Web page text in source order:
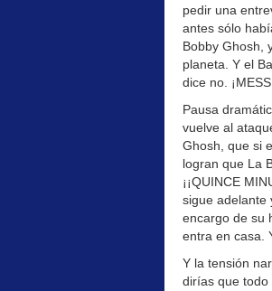
pedir una
antes sólo
Bobby Ghosh,
planeta. Y el
dice no.
Pausa
vuelve al
Ghosh, que si
logran que La
¡¡QUINCE
sigue adelante
encargo de su
entra en casa.
Y la tensión
dirías que todo